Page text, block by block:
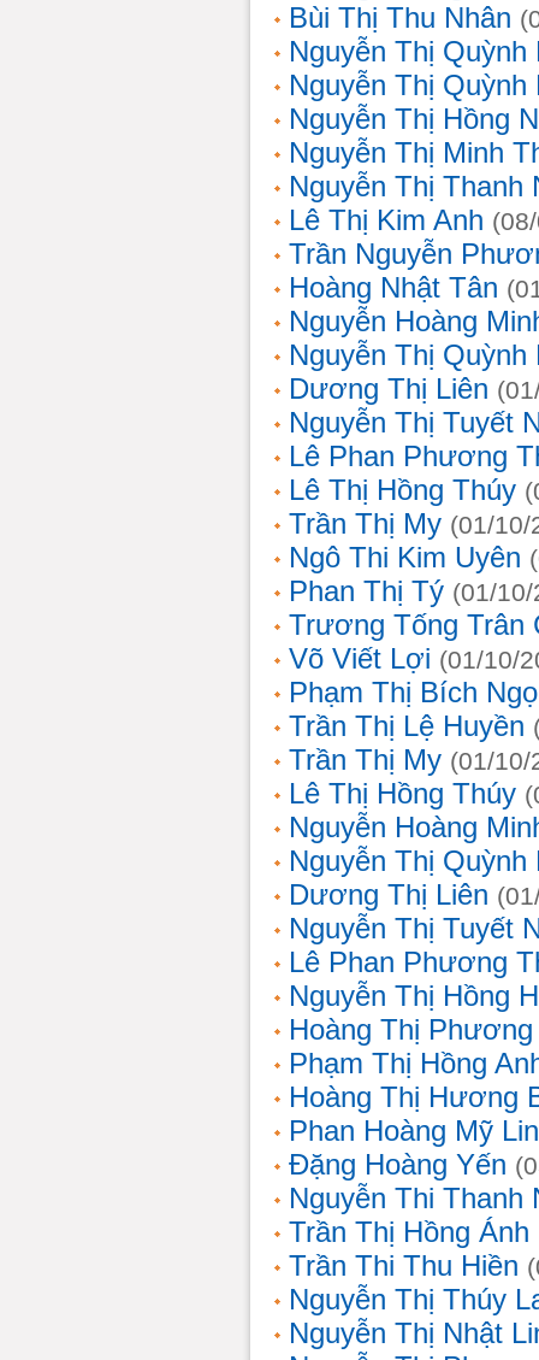
Bùi Thị Thu Nhân
Nguyễn Thị Quỳnh
Nguyễn Thị Quỳnh
Nguyễn Thị Hồng
Nguyễn Thị Minh
Nguyễn Thị Thanh
Lê Thị Kim Anh
Trần Nguyễn
Hoàng Nhật Tân
Nguyễn Hoàng
Nguyễn Thị Quỳnh
Dương Thị Liên
Nguyễn Thị Tuyết
Lê Phan Phương
Lê Thị Hồng Thúy
Trần Thị My (01/10/
Ngô Thi Kim Uyên
Phan Thị Tý (01/
Trương Tống Trân
Võ Viết Lợi (01/10/
Phạm Thị Bích
Trần Thị Lệ Huyền
Trần Thị My (01/10/
Lê Thị Hồng Thúy
Nguyễn Hoàng
Nguyễn Thị Quỳnh
Dương Thị Liên
Nguyễn Thị Tuyết
Lê Phan Phương
Nguyễn Thị Hồng
Hoàng Thị Phương
Phạm Thị Hồng
Hoàng Thị Hương
Phan Hoàng Mỹ
Đặng Hoàng Yến
Nguyễn Thi Thanh
Trần Thị Hồng Ánh
Trần Thi Thu Hiền
Nguyễn Thị Thúy
Nguyễn Thị Nhật